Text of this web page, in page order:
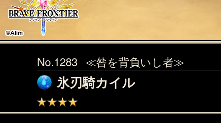
No.1283 ≪咎を背負いし者≫
氷刃騎カイル